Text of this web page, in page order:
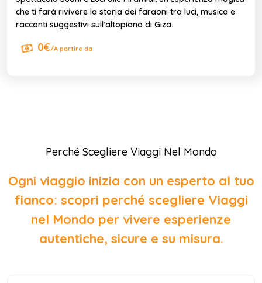
che ti farà rivivere la storia dei faraoni tra luci, musica e
racconti suggestivi sull’altopiano di Giza.
0€/A partire da
Perché Scegliere Viaggi Nel Mondo
Ogni viaggio inizia con un esperto al tuo
fianco: scopri perché scegliere Viaggi
nel Mondo per vivere esperienze
autentiche, sicure e su misura.